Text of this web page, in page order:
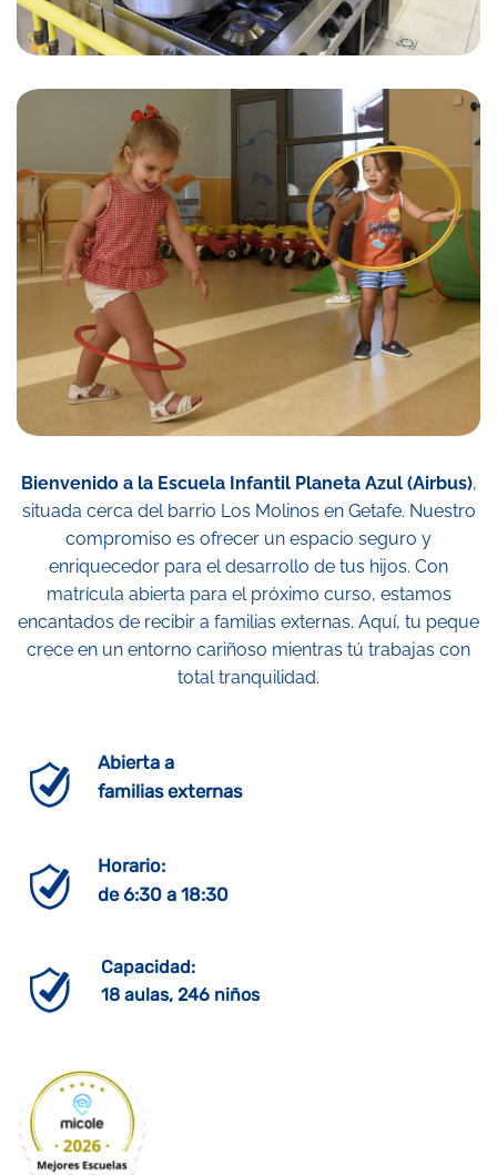
Bienvenido a la Escuela Infantil Planeta Azul (Airbus),
situada cerca del barrio Los Molinos en Getafe. Nuestro
compromiso es ofrecer un espacio seguro y
enriquecedor para el desarrollo de tus hijos. Con
matrícula abierta para el próximo curso, estamos
encantados de recibir a familias externas. Aquí, tu peque
crece en un entorno cariñoso mientras tú trabajas con
total tranquilidad.
Abierta a
familias externas
Horario:
de 6:30 a 18:30
Capacidad:
18 aulas, 246 niños